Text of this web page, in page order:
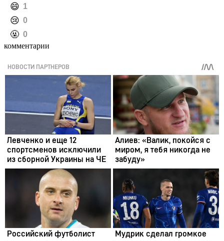
️😄 1
️😢 0
️🤬 0
комментарии